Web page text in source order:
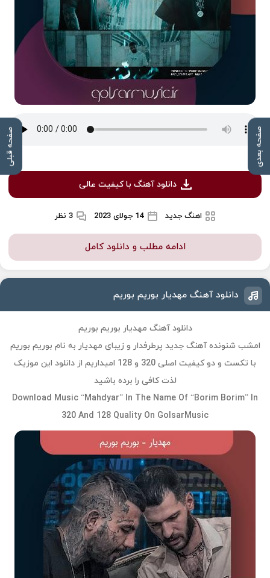
صفحه بعدی صفحه قبلی
دانلود آهنگ با کیفیت عالی
اهنگ جدید 14 جولای 2023 3 نظر
ادامه مطلب و دانلود کامل
دانلود آهنگ مهدیار بوریم بوریم
دانلود آهنگ مهدیار بوریم بوریم
امشب شنونده آهنگ جدید پرطرفدار و زیبای مهدیار به نام بوریم بوریم
با تکست و دو کیفیت اصلی 320 و 128 امیداریم از دانلود این موزیک
لذت کافی را برده باشید
Download Music “Mahdyar” In The Name Of “Borim Borim” In
320 And 128 Quality On GolsarMusic